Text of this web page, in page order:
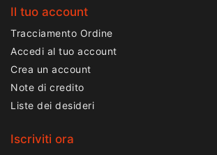
Il tuo account
Tracciamento Ordine
Accedi al tuo account
Crea un account
Note di credito
Liste dei desideri
Iscriviti ora